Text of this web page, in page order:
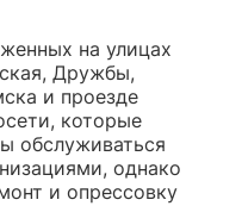
на улицах
Дружбы,
и проезде
которые
обслуживаться
однако
и опрессовку